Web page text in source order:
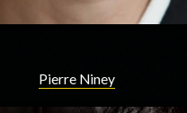
Pierre Niney